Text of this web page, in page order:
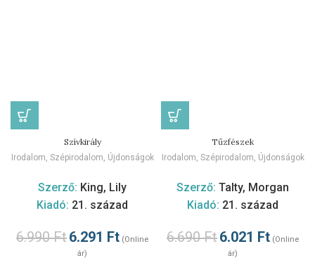
Szívkirály
Irodalom, Szépirodalom, Újdonságok
Szerző: King, Lily
Kiadó: 21. század
6.990Ft6.291 Ft (Online
ár)
Tűzfészek
Irodalom, Szépirodalom, Újdonságok
Szerző: Talty, Morgan
Kiadó: 21. század
6.690Ft6.021 Ft (Online
ár)